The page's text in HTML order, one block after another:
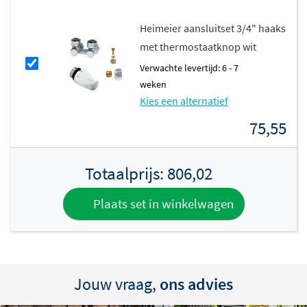
, biedt deze radiator jarenlang
betrouwbare prestaties. De radiator is voorzien van
ontluchting, aftapmogelijkheid en blindstoppen.
Thermrad staat sinds 1992 garant voor kwaliteit, design
en comfort, waardoor je verzekerd bent van een
Heimeier aansluitset 3/4" haaks
met thermostaatknop wit
Verwachte levertijd: 6 - 7
weken
Kies een alternatief
75,55
Totaalprijs: 806,02
Plaats set in winkelwagen
Jouw vraag, ons advies